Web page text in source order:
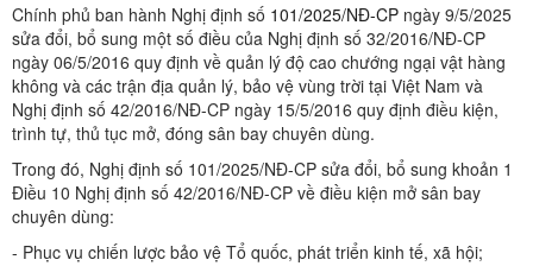
Chính phủ ban hành Nghị định số 101/2025/NĐ-CP ngày 9/5/2025
sửa đổi, bổ sung một số điều của Nghị định số 32/2016/NĐ-CP
ngày 06/5/2016 quy định về quản lý độ cao chướng ngại vật hàng
không và các trận địa quản lý, bảo vệ vùng trời tại Việt Nam và
Nghị định số 42/2016/NĐ-CP ngày 15/5/2016 quy định điều kiện,
trình tự, thủ tục mở, đóng sân bay chuyên dùng.
Trong đó, Nghị định số 101/2025/NĐ-CP sửa đổi, bổ sung khoản 1
Điều 10 Nghị định số 42/2016/NĐ-CP về điều kiện mở sân bay
chuyên dùng:
- Phục vụ chiến lược bảo vệ Tổ quốc, phát triển kinh tế, xã hội;